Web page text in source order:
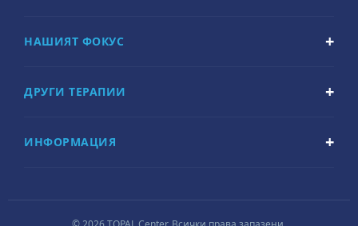
НАШИЯТ ФОКУС
ДРУГИ ТЕРАПИИ
ИНФОРМАЦИЯ